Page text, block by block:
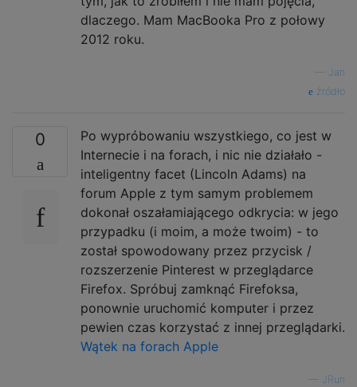
dlaczego. Mam MacBooka Pro z połowy
2012 roku.
Jan
źródło
0
Po wypróbowaniu wszystkiego, co jest w
Internecie i na forach, i nic nie działało -
inteligentny facet (Lincoln Adams) na
forum Apple z tym samym problemem
dokonał oszałamiającego odkrycia: w jego
przypadku (i moim, a może twoim) - to
został spowodowany przez przycisk /
rozszerzenie Pinterest w przeglądarce
Firefox. Spróbuj zamknąć Firefoksa,
ponownie uruchomić komputer i przez
pewien czas korzystać z innej przeglądarki.
Wątek na forach Apple
JRun